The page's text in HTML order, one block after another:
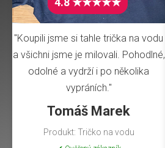
"Koupili jsme si tahle trička na vodu
a všichni jsme je milovali. Pohodlné,
odolné a vydrží i po několika
vypráních."
Tomáš Marek
Produkt: Tričko na vodu